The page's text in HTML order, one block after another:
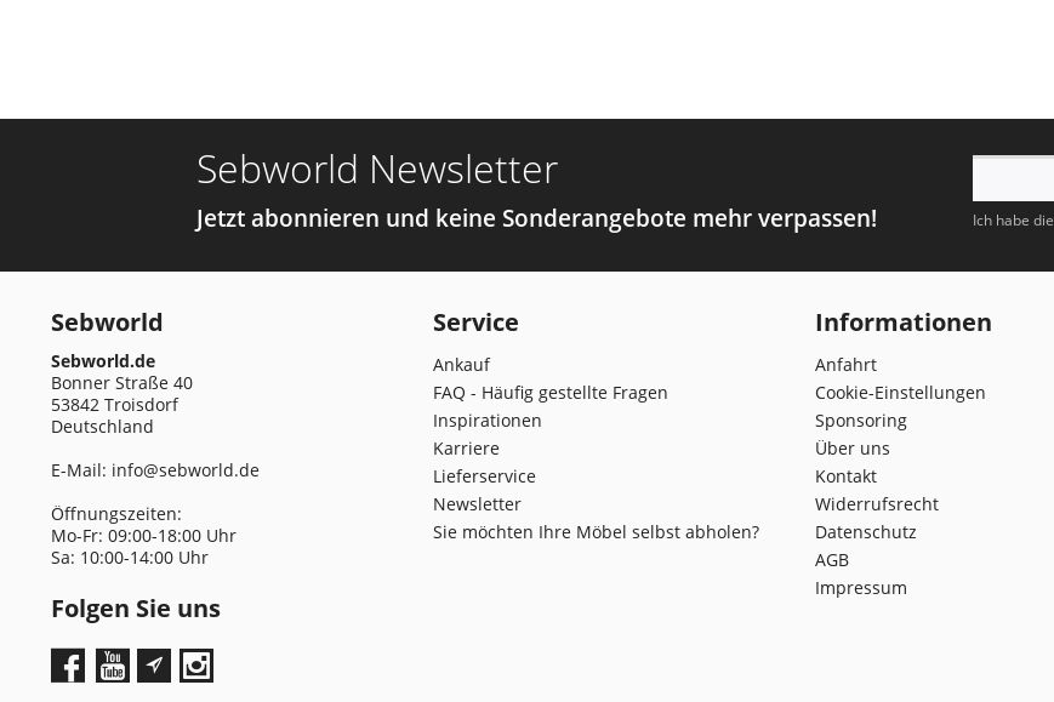
Sebworld Newsletter
Jetzt abonnieren und keine Sonderangebote mehr verpassen! Ich habe die
Sebworld
Sebworld.de
Bonner Straße 40
53842 Troisdorf
Deutschland
E-Mail: info@sebworld.de
Öffnungszeiten:
Mo-Fr: 09:00-18:00 Uhr
Sa: 10:00-14:00 Uhr
Folgen Sie uns
Service
Ankauf
FAQ - Häufig gestellte Fragen
Inspirationen
Karriere
Lieferservice
Newsletter
Sie möchten Ihre Möbel selbst abholen?
Informationen
Anfahrt
Cookie-Einstellungen
Sponsoring
Über uns
Kontakt
Widerrufsrecht
Datenschutz
AGB
Impressum